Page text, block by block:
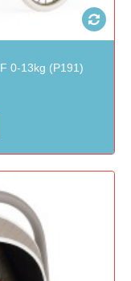
0-13kg (P191)